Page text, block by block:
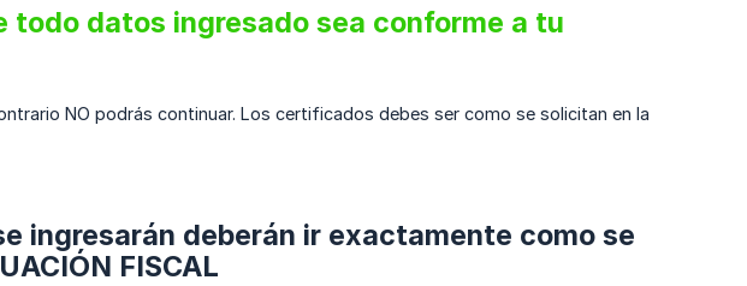
todo datos ingresado sea conforme a tu
NO podrás continuar. Los certificados debes ser como se solicitan en la
ingresarán deberán ir exactamente como se
FISCAL